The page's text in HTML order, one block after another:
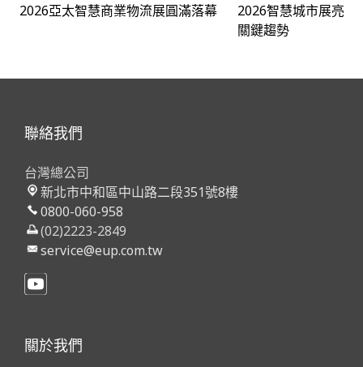
2026亞太智慧商業物流展圓滿落幕
2026智慧城市展亮相
關鍵趨勢
聯絡我們
台灣總公司
新北市中和區中山路二段351號8樓
0800-060-958
(02)2223-2849
service@eup.com.tw
關於我們